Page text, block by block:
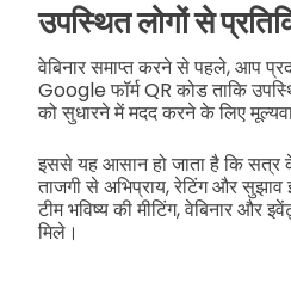
उपस्थित लोगों से
वेबिनार समाप्त करने से पहले, आप
Google फॉर्म QR कोड ताकि
को सुधारने में मदद करने के लिए
इससे यह आसान हो जाता है कि सत्र के
ताजगी से अभिप्राय, रेटिंग और
टीम भविष्य की मीटिंग, वेबिनार और
मिले।